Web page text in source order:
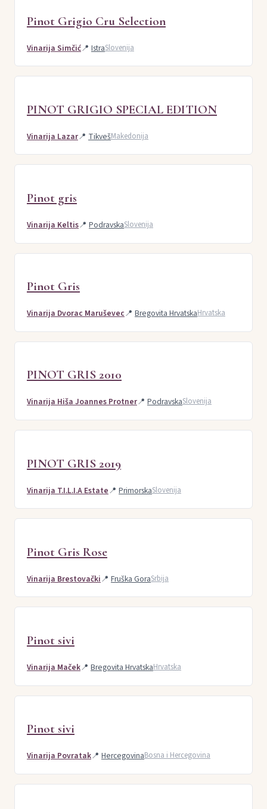
Pinot Grigio Cru Selection
Vinarija Simčić📍 IstraSlovenija
PINOT GRIGIO SPECIAL EDITION
Vinarija Lazar📍 TikvešMakedonija
Pinot gris
Vinarija Keltis📍 PodravskaSlovenija
Pinot Gris
Vinarija Dvorac Maruševec📍 Bregovita HrvatskaHrvatska
PINOT GRIS 2010
Vinarija Hiša Joannes Protner📍 PodravskaSlovenija
PINOT GRIS 2019
Vinarija T.I.L.I.A Estate📍 PrimorskaSlovenija
Pinot Gris Rose
Vinarija Brestovački📍 Fruška GoraSrbija
Pinot sivi
Vinarija Maček📍 Bregovita HrvatskaHrvatska
Pinot sivi
Vinarija Povratak📍 HercegovinaBosna i Hercegovina